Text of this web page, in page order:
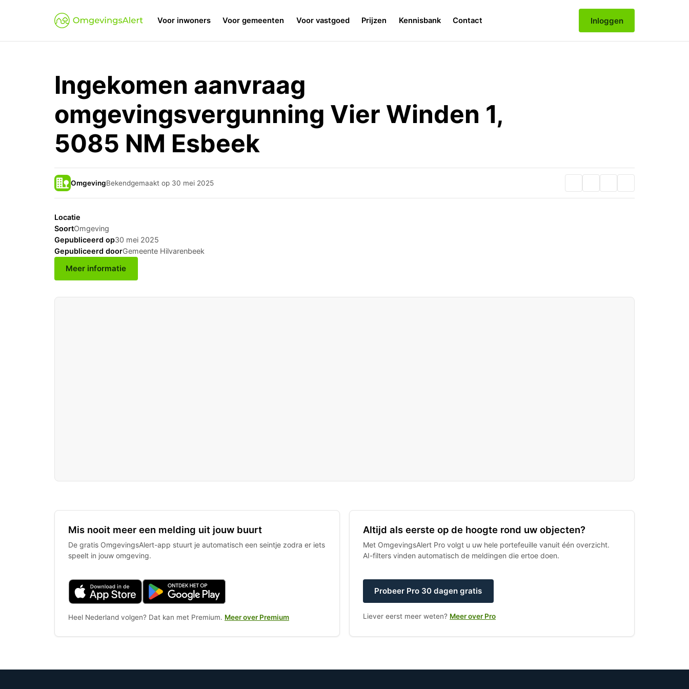
Voor inwoners Voor gemeenten Voor vastgoed Prijzen Kennisbank Contact Inloggen
Ingekomen aanvraag
omgevingsvergunning Vier Winden 1,
5085 NM Esbeek
OmgevingBekendgemaakt op 30 mei 2025
Locatie
SoortOmgeving
Gepubliceerd op30 mei 2025
Gepubliceerd doorGemeente Hilvarenbeek
Meer informatie
Mis nooit meer een melding uit jouw buurt
De gratis OmgevingsAlert-app stuurt je automatisch een seintje zodra er iets
speelt in jouw omgeving.
Heel Nederland volgen? Dat kan met Premium. Meer over Premium
Altijd als eerste op de hoogte rond uw objecten?
Met OmgevingsAlert Pro volgt u uw hele portefeuille vanuit één overzicht.
AI-filters vinden automatisch de meldingen die ertoe doen.
Probeer Pro 30 dagen gratis
Liever eerst meer weten? Meer over Pro